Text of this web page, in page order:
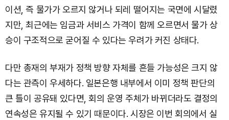
이션, 즉 물가가 오르지 않거나 되레 떨어지는 국면에 시달렸
지만, 최근에는 임금과 서비스 가격이 함께 오르면서 물가 상
승이 구조적으로 굳어질 수 있다는 우려가 커진 상태다.
다만 총재의 부재가 정책 방향 자체를 흔들 가능성은 크지 않
다는 관측이 우세하다. 일본은행 내부에서 이미 정책 판단의
큰 틀이 공유돼 있다면, 회의 운영 주체가 바뀌더라도 결정의
연속성은 유지될 수 있기 때문이다. 시장은 이번 회의에서 실